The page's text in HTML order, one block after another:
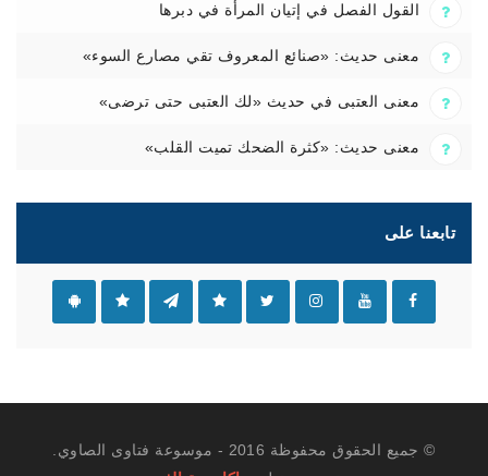
القول الفصل في إتيان المرأة في دبرها
معنى حديث: «صنائع المعروف تقي مصارع السوء»
معنى العتبى في حديث «لك العتبى حتى ترضى»
معنى حديث: «كثرة الضحك تميت القلب»
تابعنا على
© جميع الحقوق محفوظة 2016 - موسوعة فتاوى الصاوي.